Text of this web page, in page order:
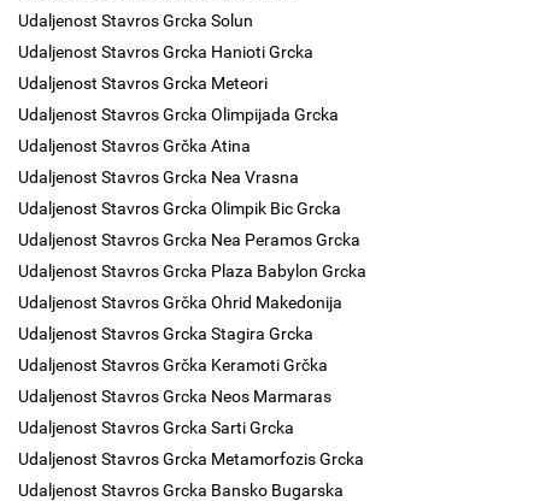
Udaljenost Stavros Grcka Solun
Udaljenost Stavros Grcka Hanioti Grcka
Udaljenost Stavros Grcka Meteori
Udaljenost Stavros Grcka Olimpijada Grcka
Udaljenost Stavros Grčka Atina
Udaljenost Stavros Grcka Nea Vrasna
Udaljenost Stavros Grcka Olimpik Bic Grcka
Udaljenost Stavros Grcka Nea Peramos Grcka
Udaljenost Stavros Grcka Plaza Babylon Grcka
Udaljenost Stavros Grčka Ohrid Makedonija
Udaljenost Stavros Grcka Stagira Grcka
Udaljenost Stavros Grčka Keramoti Grčka
Udaljenost Stavros Grcka Neos Marmaras
Udaljenost Stavros Grcka Sarti Grcka
Udaljenost Stavros Grcka Metamorfozis Grcka
Udaljenost Stavros Grcka Bansko Bugarska